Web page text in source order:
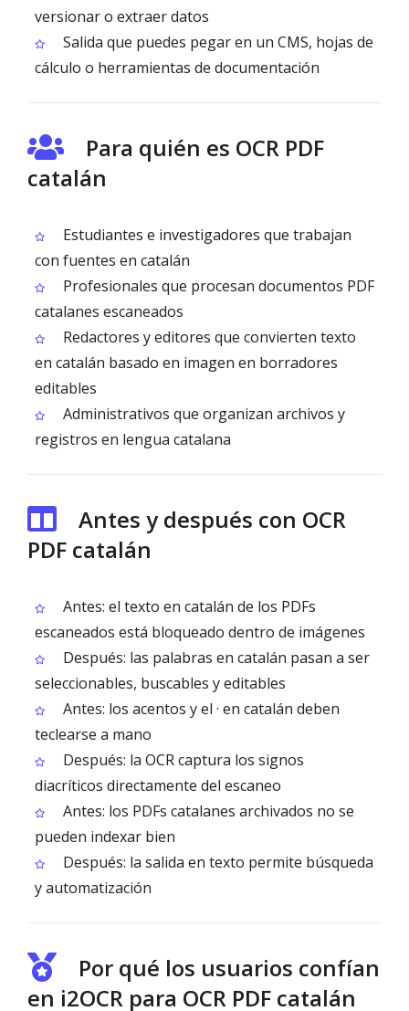
versionar o extraer datos
Salida que puedes pegar en un CMS, hojas de
cálculo o herramientas de documentación
Para quién es OCR PDF
catalán
Estudiantes e investigadores que trabajan
con fuentes en catalán
Profesionales que procesan documentos PDF
catalanes escaneados
Redactores y editores que convierten texto
en catalán basado en imagen en borradores
editables
Administrativos que organizan archivos y
registros en lengua catalana
Antes y después con OCR
PDF catalán
Antes: el texto en catalán de los PDFs
escaneados está bloqueado dentro de imágenes
Después: las palabras en catalán pasan a ser
seleccionables, buscables y editables
Antes: los acentos y el · en catalán deben
teclearse a mano
Después: la OCR captura los signos
diacríticos directamente del escaneo
Antes: los PDFs catalanes archivados no se
pueden indexar bien
Después: la salida en texto permite búsqueda
y automatización
Por qué los usuarios confían
en i2OCR para OCR PDF catalán